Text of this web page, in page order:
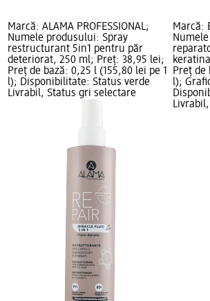
Marcă: ALAMA PROFESSIONAL;
Numele produsului: Spray
restructurant 5in1 pentru păr
deteriorat, 250 ml; Preț: 38,95 lei;
Preț de bază: 0,25 l (155,80 lei pe 1
l); Disponibilitate: Status verde
Livrabil, Status gri selectare
Marcă:
Preț de
l);